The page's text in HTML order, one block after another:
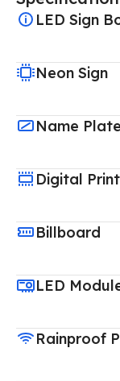
LED Sign
Neon Sign
Name Plate
Digital Print
Billboard
LED
Rainproof